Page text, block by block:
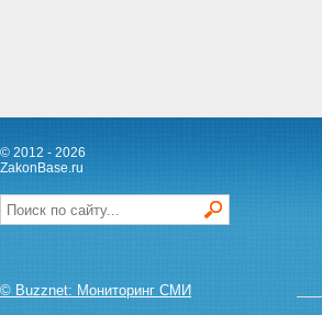
© 2012 - 2026
ZakonBase.ru
© Buzznet: Мониторинг СМИ